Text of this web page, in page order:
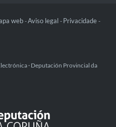
web -Aviso legal - Privacidade -
· Deputación Provincial da